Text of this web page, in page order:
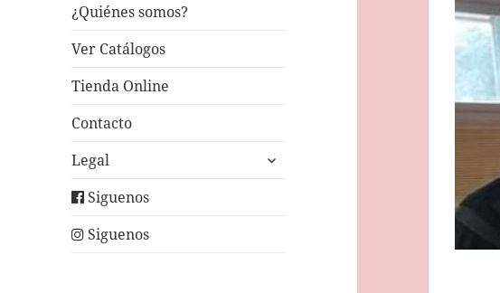
¿Quiénes somos?
Ver Catálogos
Tienda Online
Contacto
Legal
expande
Siguenos
Siguenos